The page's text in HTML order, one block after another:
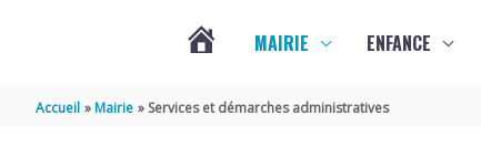
MAIRIE ENFANCE
Accueil Mairie Services et démarches administratives